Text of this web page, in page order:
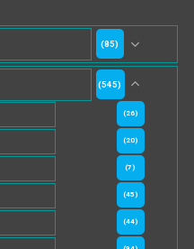
(85)
(545)
(26)
(20)
(7)
(45)
(44)